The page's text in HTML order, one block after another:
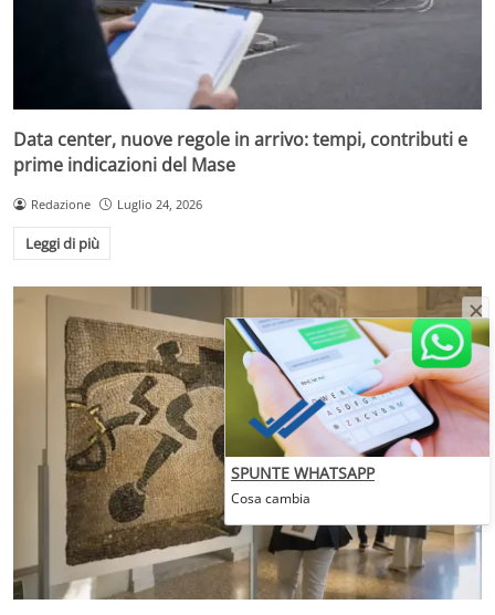
Data center, nuove regole in arrivo: tempi, contributi e
prime indicazioni del Mase
Redazione Luglio 24, 2026
Leggi di più
SPUNTE WHATSAPP
Cosa cambia